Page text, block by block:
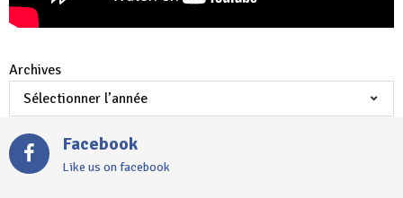
Archives
Facebook
Like us on facebook